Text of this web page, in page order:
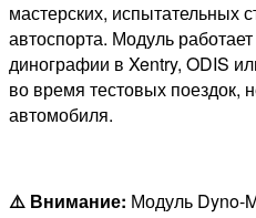
мастерских, испытательных
автоспорта. Модуль
динографии в Xentry, ODIS
во время тестовых поездок,
автомобиля.
⚠️ Внимание: Модуль Dyno-